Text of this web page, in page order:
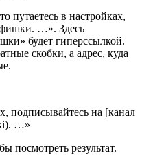
путаетесь в настройках,
…». Здесь
будет гиперссылкой.
скобки, а адрес, куда
подписывайтесь на [канал
…»
посмотреть результат.